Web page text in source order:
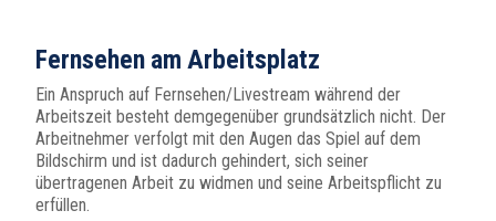
Fernsehen am Arbeitsplatz
Ein Anspruch auf Fernsehen/Livestream während der
Arbeitszeit besteht demgegenüber grundsätzlich nicht. Der
Arbeitnehmer verfolgt mit den Augen das Spiel auf dem
Bildschirm und ist dadurch gehindert, sich seiner
übertragenen Arbeit zu widmen und seine Arbeitspflicht zu
erfüllen.